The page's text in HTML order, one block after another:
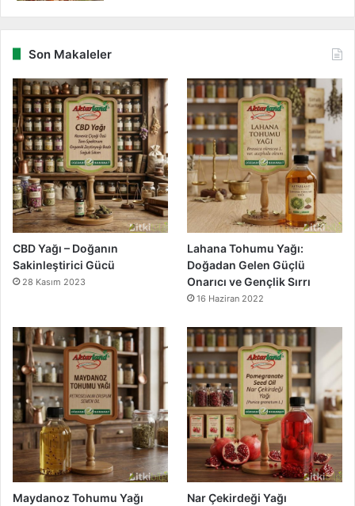
Son Makaleler
CBD Yağı – Doğanın
Sakinleştirici Gücü
28 Kasım 2023
Lahana Tohumu Yağı:
Doğadan Gelen Güçlü
Onarıcı ve Gençlik Sırrı
16 Haziran 2022
Maydanoz Tohumu Yağı Nar Çekirdeği Yağı